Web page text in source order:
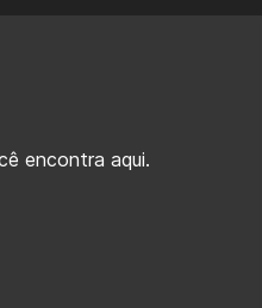
encontra aqui.